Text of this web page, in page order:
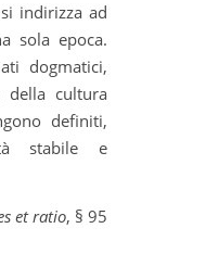
sola epoca.
dogmatici,
cultura
definiti,
stabile e
et ratio, § 95